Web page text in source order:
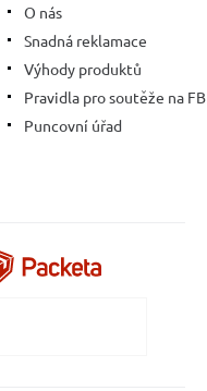
O nás
Snadná reklamace
Výhody produktů
Pravidla pro soutěže na FB
Puncovní úřad